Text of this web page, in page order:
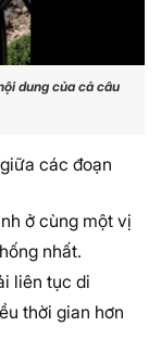
dung của cả câu
các đoạn
ở cùng một vị
nhất.
liên tục di
thời gian hơn